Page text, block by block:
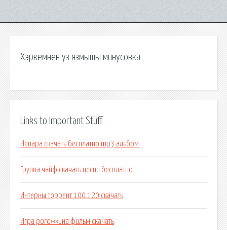
Хэркемнен уз язмышы минусовка
Links to Important Stuff
Непара скачать бесплатно mp3 альбом
Группа чайф скачать песни бесплатно
Интерны торрент 100 120 скачать
Игра рогожкина фильм скачать